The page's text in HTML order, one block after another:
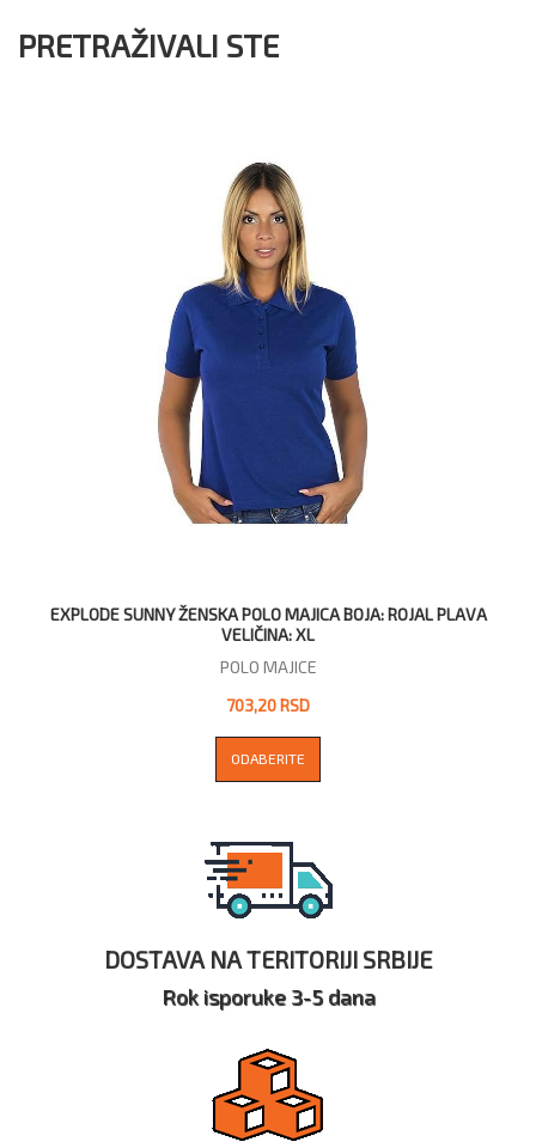
PRETRAŽIVALI STE
EXPLODE SUNNY ŽENSKA POLO MAJICA BOJA: ROJAL PLAVA
VELIČINA: XL
POLO MAJICE
703,20 RSD
ODABERITE
DOSTAVA NA TERITORIJI SRBIJE
Rok isporuke 3-5 dana